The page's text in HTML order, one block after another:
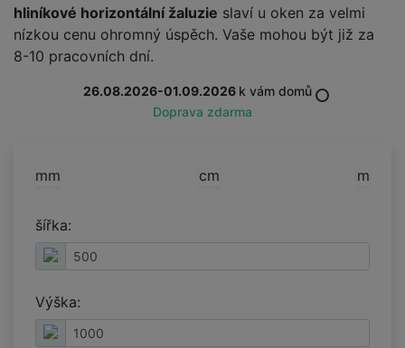
hliníkové horizontální žaluzie slaví u oken za velmi
nízkou cenu ohromný úspěch. Vaše mohou být již za
8-10 pracovních dní.
26.08.2026-01.09.2026 k vám domů
Doprava zdarma
mm cm m
šířka:
Výška: